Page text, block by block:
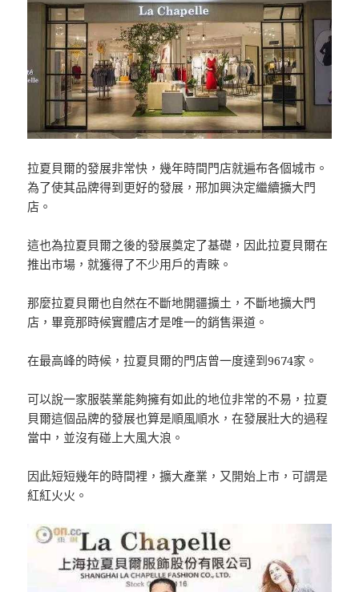
拉夏貝爾的發展非常快，幾年時間門店就遍布各個城市。
為了使其品牌得到更好的發展，邢加興決定繼續擴大門
店。
這也為拉夏貝爾之後的發展奠定了基礎，因此拉夏貝爾在
推出市場，就獲得了不少用戶的青睞。
那麼拉夏貝爾也自然在不斷地開疆擴土，不斷地擴大門
店，畢竟那時候實體店才是唯一的銷售渠道。
在最高峰的時候，拉夏貝爾的門店曾一度達到9674家。
可以說一家服裝業能夠擁有如此的地位非常的不易，拉夏
貝爾這個品牌的發展也算是順風順水，在發展壯大的過程
當中，並沒有碰上大風大浪。
因此短短幾年的時間裡，擴大產業，又開始上市，可謂是
紅紅火火。